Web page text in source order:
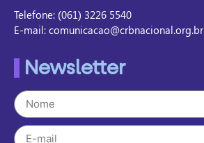
Telefone: (061) 3226 5540
E-mail: comunicacao@crbnacional.org.br
Newsletter